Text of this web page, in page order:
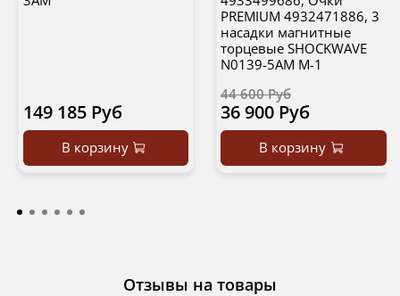
149 185 Руб
В корзину
PREMIUM 4932471886, 3
насадки магнитные
торцевые SHOCKWAVE
N0139-5AM M-1
44 600 Руб
36 900 Руб
В корзину
Отзывы на товары